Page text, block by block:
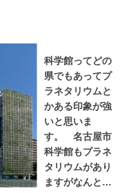
科学館ってどの
県でもあってプ
ラネタリウムと
かある印象が強
いと思いま
す。 名古屋市
科学館もプラネ
タリウムがあり
ますがなんと…